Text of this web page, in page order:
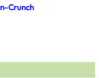
Crunch